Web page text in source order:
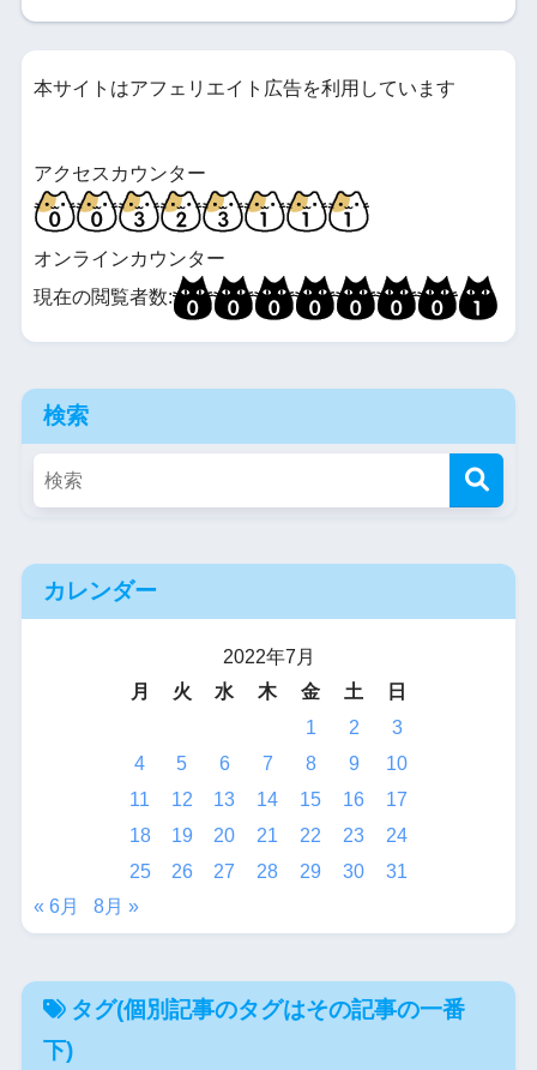
本サイトはアフェリエイト広告を利用しています
アクセスカウンター
オンラインカウンター
現在の閲覧者数:
検索
カレンダー
2022年7月
月
火 水 木 金 土
日
1
2
3
4
5 6 7 8 9
10
11
12 13 14 15 16
17
18
19 20 21 22 23
24
25
26 27 28 29 30
31
« 6月
8月 »
タグ(個別記事のタグはその記事の一番
下)